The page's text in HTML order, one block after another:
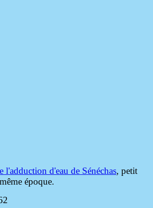
l'adduction d'eau de Sénéchas, petit
époque.